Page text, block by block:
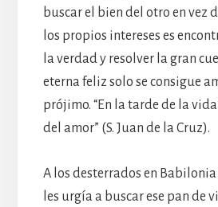
buscar el bien del otro en vez
los propios intereses es
la verdad y resolver la gran
eterna feliz solo se consigue
prójimo. “En la tarde de la
del amor” (S. Juan de la Cruz).
A los desterrados en
les urgía a buscar ese pan de